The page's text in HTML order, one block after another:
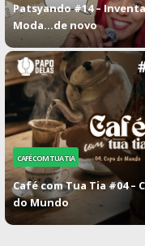
Patsyando #14 –
Moda…de novo
CAFÉ COM TUA TIA
Café com Tua Tia #04 –
do Mundo